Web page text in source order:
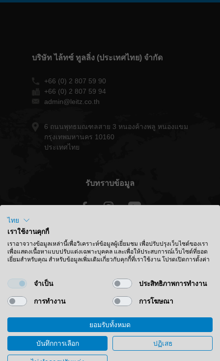
บริษัท ไล้ทซ์ ทูลลิ่ง (ประเทศไทย) จำกัด
+66 (0) 2 807 59 90
+66 (0) 2 807 59 94
admin@leitz.co.th
6 ถนนพุทธมณฑลสาย 3 หนองค้างพลู หนองแขม
กรุงเทพมหานคร 10160
ประเทศไทย
รับทราบข้อมูล
ค้นหาตำแหน่ง
© 2026 Leitz GmbH & Co. KG
สำนักพิมพ์
ติดต่อ
ข้อกำหนด & เงื่อนไข
การตั้งค่าคุกกี้
ไทย
เราใช้งานคุกกี้
เราอาจวางข้อมูลเหล่านี้เพื่อวิเคราะห์ข้อมูลผู้เยี่ยมชม เพื่อปรับปรุงเว็บไซต์ของเรา
เพื่อแสดงเนื้อหาแบบปรับแต่งเฉพาะบุคคล และเพื่อให้ประสบการณ์เว็บไซต์ที่ยอด
เยี่ยมสำหรับคุณ สำหรับข้อมูลเพิ่มเติมเกี่ยวกับคุกกี้ที่เราใช้งาน โปรดเปิดการตั้งค่า
จำเป็น ประสิทธิภาพการทำงาน
การทำงาน การโฆษณา
ยอมรับทั้งหมด
บันทึกการเลือก ปฏิเสธ